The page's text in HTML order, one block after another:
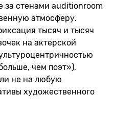
за стенами auditionroom
атмосферу.
тысяч и тысяч
на актерской
чем поэт»),
не на любую
художественного